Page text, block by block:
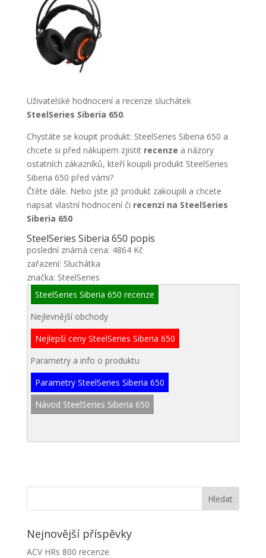
Uživatelské hodnocení a recenze sluchátek
SteelSeries Siberia 650.
Chystáte se koupit produkt: SteelSeries Siberia 650 a
chcete si před nákupem zjistit recenze a názory
ostatních zákazníků, kteří koupili produkt SteelSeries
Siberia 650 před vámi?
Čtěte dále. Nebo jste již produkt zakoupili a chcete
napsat vlastní hodnocení či recenzi na SteelSeries
Siberia 650
SteelSeries Siberia 650 popis
poslední známá cena: 4864 Kč
zařazení: Sluchátka
značka: SteelSeries
SteelSeries Siberia 650 recenze
Nejlevnější obchody
Nejlepší ceny SteelSeries Siberia 650
Parametry a info o produktu
Parametry SteelSeries Siberia 650
Návod SteelSeries Siberia 650
Nejnovější příspěvky
ACV HRs 800 recenze